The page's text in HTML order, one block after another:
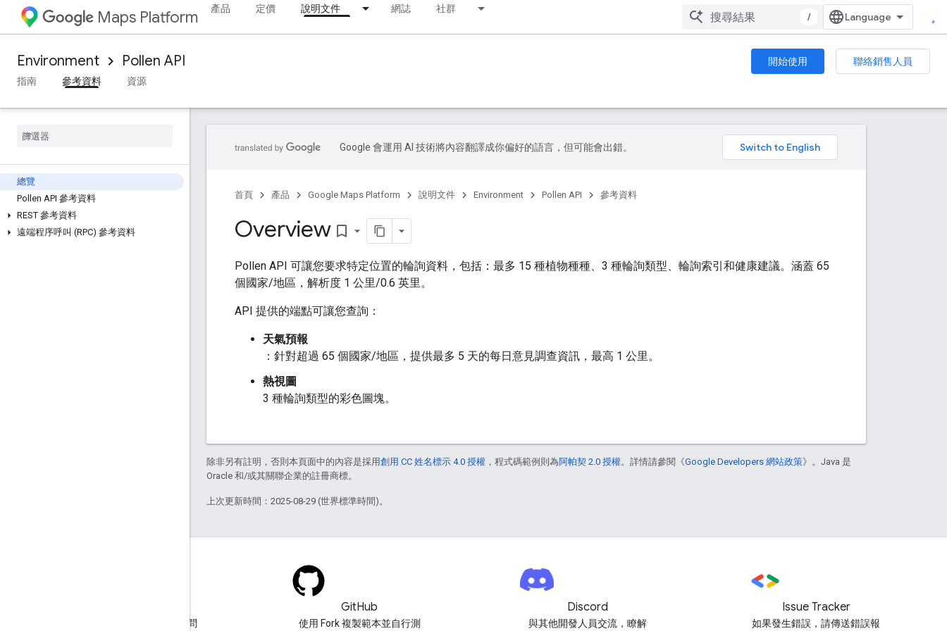
Maps Platform 產品 定價 說明文件 網誌 社群
/
Environment Pollen API 開始使用
聯絡銷售人員
指南
參考資料 資源
總覽
Pollen API 參考資料
REST 參考資料
遠端程序呼叫 (RPC) 參考資料
Google 會運用 AI 技術將內容翻譯成你偏好的語言，但可能會出錯。
首頁 產品 Google Maps Platform 說明文件 Environment Pollen API 參考資料
Overview bookmark_border
Pollen API 可讓您要求特定位置的輪詢資料，包括：最多 15 種植物種種、3 種輪詢類型、輪詢索引和健康建議。涵蓋 65
個國家/地區，解析度 1 公里/0.6 英里。
API 提供的端點可讓您查詢：
天氣預報
：針對超過 65 個國家/地區，提供最多 5 天的每日意見調查資訊，最高 1 公里。
熱視圖
3 種輪詢類型的彩色圖塊。
除非另有註明，否則本頁面中的內容是採用創用 CC 姓名標示 4.0 授權 ，程式碼範例則為阿帕契 2.0 授權。詳情請參閱《Google Developers 網站政策》。Java 是
Oracle 和/或其關聯企業的註冊商標。
上次更新時間：2025-08-29 (世界標準時間)。
使用 google-maps 標記提出問
GitHub
使用 Fork 複製範本並自行測
Discord
與其他開發人員交流，瞭解
Issue Tracker
如果發生錯誤，請傳送錯誤報